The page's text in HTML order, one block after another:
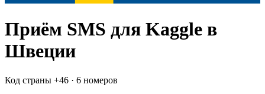
Приём SMS для Kaggle в
Швеции
Код страны +46 · 6 номеров